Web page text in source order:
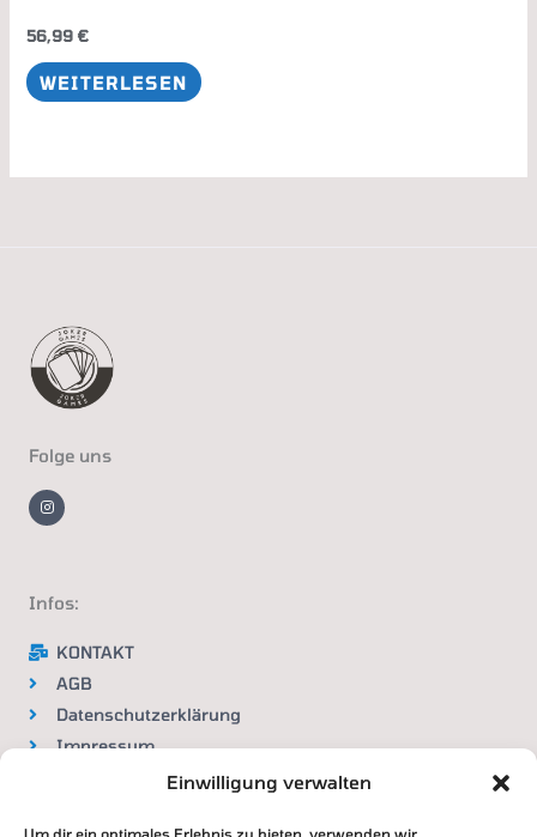
Einwilligung verwalten
Um dir ein optimales Erlebnis zu bieten, verwenden wir
56,99 €
WEITERLESEN
Folge uns
n
s
t
m
Infos:
KONTAKT
AGB
Datenschutzerklärung
Impressum
Widerrufsbelehrung